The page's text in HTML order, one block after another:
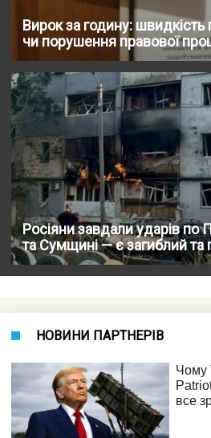
Вирок за годину:
чи порушення правової
Росіяни завдали ударів по
та Сумщині — є загиблий та
НОВИНИ ПАРТНЕРІВ